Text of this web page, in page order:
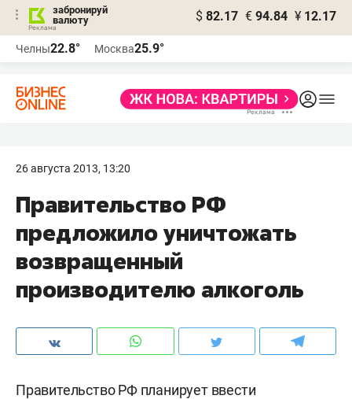
забронируй
валюту
$ 82.17 € 94.84 ¥ 12.17
Челны22.8° Москва25.9°
26 августа 2013, 13:20
Правительство РФ
предложило уничтожать
возвращенный
производителю алкоголь
Правительство РФ планирует ввести